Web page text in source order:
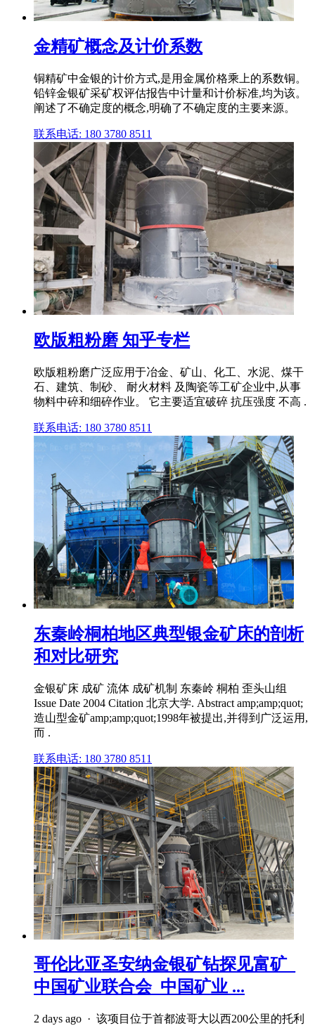
金精矿概念及计价系数
铜精矿中金银的计价方式,是用金属价格乘上的系数铜。
铅锌金银矿采矿权评估报告中计量和计价标准,均为该。
阐述了不确定度的概念,明确了不确定度的主要来源。
联系电话: 180 3780 8511
欧版粗粉磨 知乎专栏
欧版粗粉磨广泛应用于冶金、矿山、化工、水泥、煤干
石、建筑、制砂、 耐火材料 及陶瓷等工矿企业中,从事
物料中碎和细碎作业。 它主要适宜破碎 抗压强度 不高 .
联系电话: 180 3780 8511
东秦岭桐柏地区典型银金矿床的剖析
和对比研究
金银矿床 成矿 流体 成矿机制 东秦岭 桐柏 歪头山组
Issue Date 2004 Citation 北京大学. Abstract amp;amp;quot;
造山型金矿amp;amp;quot;1998年被提出,并得到广泛运用,
而 .
联系电话: 180 3780 8511
哥伦比亚圣安纳金银矿钻探见富矿_
中国矿业联合会_中国矿业 ...
2 days ago · 该项目位于首都波哥大以西200公里的托利